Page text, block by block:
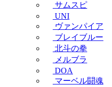
サムスピ
UNI
ヴァンパイア
ブレイブルー
北斗の拳
メルブラ
DOA
マーベル闘魂